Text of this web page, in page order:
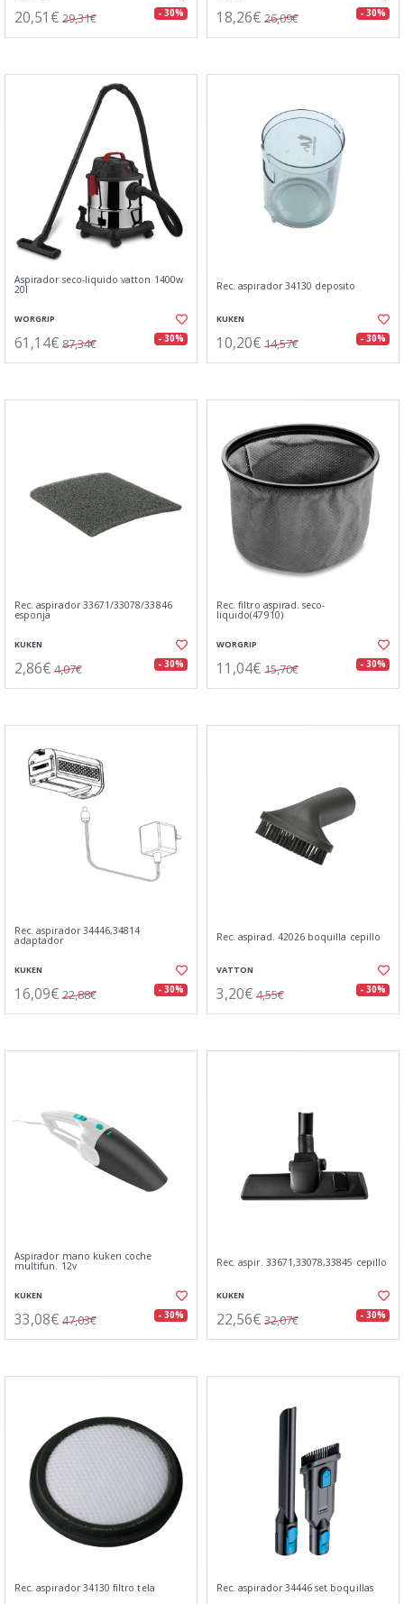
20,51€ 29,31€ - 30% 18,26€ 26,09€ - 30%
Aspirador seco-liquido vatton 1400w
20l
WORGRIP
61,14€ 87,34€ - 30%
Rec. aspirador 34130 deposito
KUKEN
10,20€ 14,57€ - 30%
Rec. aspirador 33671/33078/33846
esponja
KUKEN
2,86€ 4,07€ - 30%
Rec. filtro aspirad. seco-
liquido(47910)
WORGRIP
11,04€ 15,70€ - 30%
Rec. aspirador 34446,34814
adaptador
KUKEN
16,09€ 22,88€ - 30%
Rec. aspirad. 42026 boquilla cepillo
VATTON
3,20€ 4,55€ - 30%
Aspirador mano kuken coche
multifun. 12v
KUKEN
33,08€ 47,03€ - 30%
Rec. aspir. 33671,33078,33845 cepillo
KUKEN
22,56€ 32,07€ - 30%
Rec. aspirador 34130 filtro tela Rec. aspirador 34446 set boquillas